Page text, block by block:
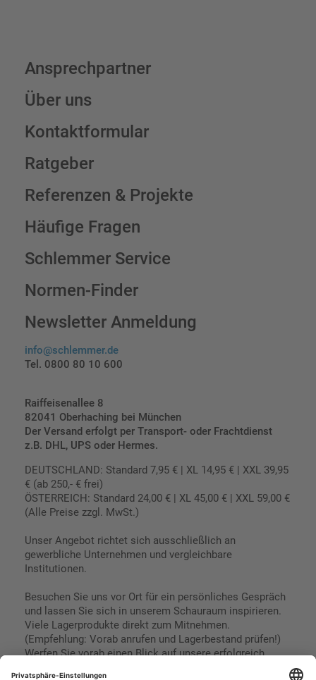
Ansprechpartner
Über uns
Kontaktformular
Ratgeber
Referenzen & Projekte
Häufige Fragen
Schlemmer Service
Normen-Finder
Newsletter Anmeldung
info@schlemmer.de
Tel. 0800 80 10 600
Raiffeisenallee 8
82041 Oberhaching bei München
Der Versand erfolgt per Transport- oder Frachtdienst
z.B. DHL, UPS oder Hermes.
DEUTSCHLAND: Standard 7,95 € | XL 14,95 € | XXL 39,95
€ (ab 250,- € frei)
ÖSTERREICH: Standard 24,00 € | XL 45,00 € | XXL 59,00 €
(Alle Preise zzgl. MwSt.)
Unser Angebot richtet sich ausschließlich an
gewerbliche Unternehmen und vergleichbare
Institutionen.
Besuchen Sie uns vor Ort für ein persönliches Gespräch
und lassen Sie sich in unserem Schauraum inspirieren.
Viele Lagerprodukte direkt zum Mitnehmen.
(Empfehlung: Vorab anrufen und Lagerbestand prüfen!)
Werfen Sie vorab einen Blick auf unsere erfolgreich